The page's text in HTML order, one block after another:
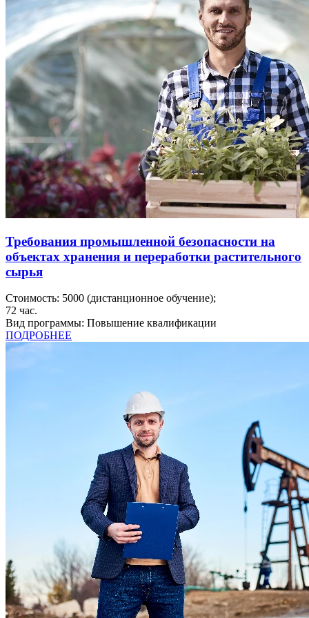
Требования промышленной безопасности на
объектах хранения и переработки растительного
сырья
Стоимость: 5000 (дистанционное обучение);
72 час.
Вид программы: Повышение квалификации
ПОДРОБНЕЕ